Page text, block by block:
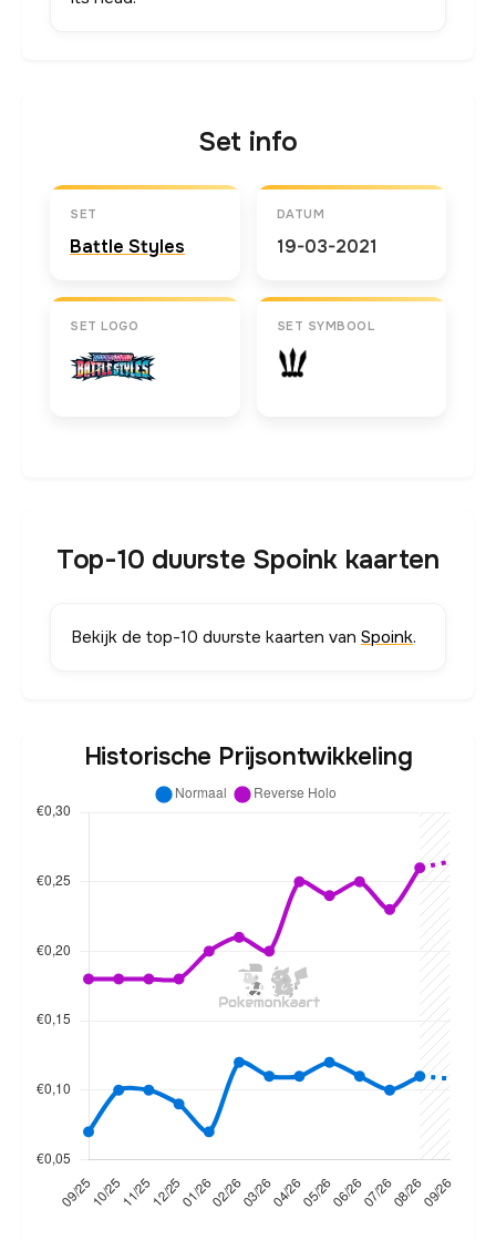
Set info
SET
Battle Styles
DATUM
19-03-2021
SET LOGO SET SYMBOOL
Top-10 duurste Spoink kaarten
Bekijk de top-10 duurste kaarten van Spoink.
Historische Prijsontwikkeling